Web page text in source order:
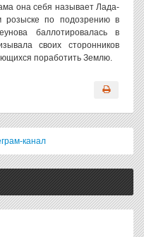
она себя называет Лада-
розыске по подозрению в
баллотировалась в
своих сторонников
поработить Землю.
канал